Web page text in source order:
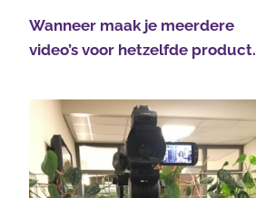
Wanneer maak je meerdere
video’s voor hetzelfde product.